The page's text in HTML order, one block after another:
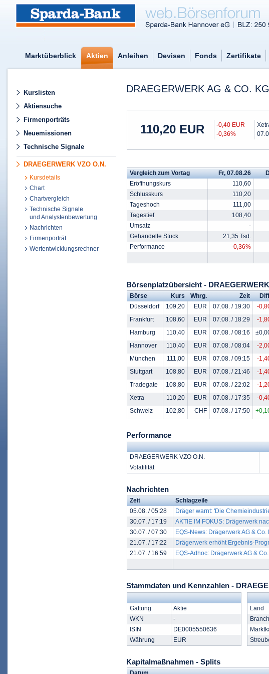
Marktüberblick Aktien Anleihen Devisen Fonds Zertifikate
Kurslisten
Aktiensuche
Firmenporträts
Neuemissionen
Technische Signale
DRAEGERWERK VZO O.N.
Kursdetails
Chart
Chartvergleich
Technische Signale
und Analystenbewertung
Nachrichten
Firmenporträt
Wertentwicklungsrechner
DRAEGERWERK AG & CO.
110,20 EUR
-0,40 EUR
-0,36%
Vergleich zum Vortag Fr, 07.08.26
Eröffnungskurs
110,60
Schlusskurs
110,20
Tageshoch
111,00
Tagestief
108,40
Umsatz
-
Gehandelte Stück
21,35 Tsd.
Performance
-0,36%
Börsenplatzübersicht -
Börse Kurs Whrg. Zeit
Düsseldorf
109,20 EUR 07.08. / 19:30 -
Frankfurt
108,60 EUR 07.08. / 18:29 -
Hamburg
110,40 EUR 07.08. / 08:16
Hannover
110,40 EUR 07.08. / 08:04 -
München
111,00 EUR 07.08. / 09:15 -
Stuttgart
108,80 EUR 07.08. / 21:46 -
Tradegate
108,80 EUR 07.08. / 22:02 -
Xetra
110,20 EUR 07.08. / 17:35 -
Schweiz
102,80 CHF 07.08. / 17:50
Performance
DRAEGERWERK VZO O.N.
Volatilität
Nachrichten
Zeit
Schlagzeile
05.08. / 05:28
Dräger warnt: 'Die
30.07. / 17:19
AKTIE IM FOKUS: Drägerwerk
30.07. / 07:30
EQS-News: Drägerwerk AG &
21.07. / 17:22
Drägerwerk erhöht Ergebnis-
21.07. / 16:59
EQS-Adhoc: Drägerwerk AG &
Stammdaten und Kennzahlen -
Gattung
Aktie
WKN
-
ISIN
DE0005550636
Währung
EUR
Land
Kapitalmaßnahmen - Splits